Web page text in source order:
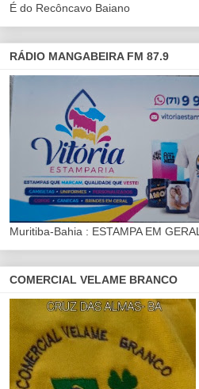
É do Recôncavo Baiano
RÁDIO MANGABEIRA FM 87.9
Muritiba-Bahia : ESTAMPA EM GERAL
COMERCIAL VELAME BRANCO